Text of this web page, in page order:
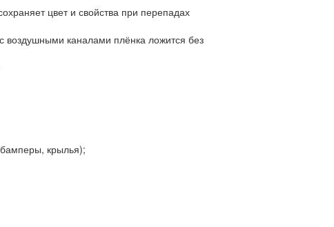
цвет и свойства при перепадах
воздушными каналами плёнка ложится без
крылья);